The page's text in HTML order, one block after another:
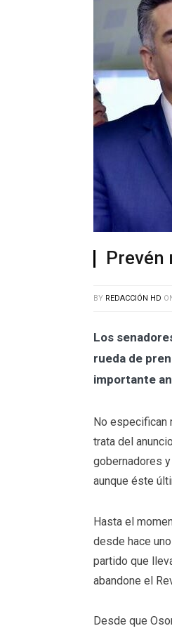
Prevén
BY REDACCIÓN HD
Los
rueda de
importante
No especifican
trata del
gobernadores
aunque éste
Hasta el
desde hace
partido que
abandone el
Desde que